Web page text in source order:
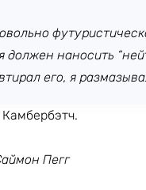
должен наносить
его, я
Пегг